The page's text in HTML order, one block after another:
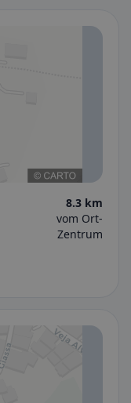
8.3 km
vom Ort-
Zentrum